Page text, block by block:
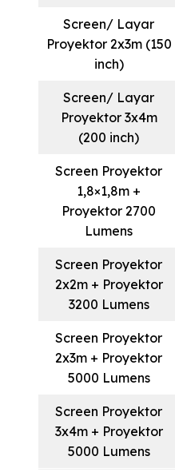
Screen/ Layar
Proyektor 2x3m (150
inch)
Screen/ Layar
Proyektor 3x4m
(200 inch)
Screen Proyektor
1,8×1,8m +
Proyektor 2700
Lumens
Screen Proyektor
2x2m + Proyektor
3200 Lumens
Screen Proyektor
2x3m + Proyektor
5000 Lumens
Screen Proyektor
3x4m + Proyektor
5000 Lumens